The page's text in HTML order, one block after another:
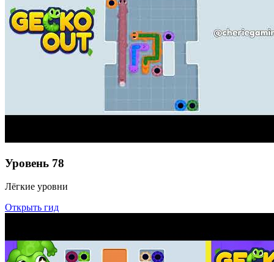
Уровень 78
Лёгкие уровни
Открыть гид